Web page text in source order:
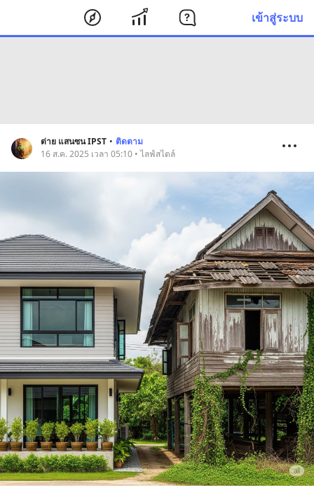
เข้าสู่ระบบ
ต่าย แสนซน IPST • ติดตาม
16 ส.ค. 2025 เวลา 05:10 • ไลฟ์สไตล์